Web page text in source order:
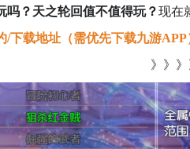
吗？天之轮回值不值得玩？现在
/下载地址（需优先下载九游APP
》》